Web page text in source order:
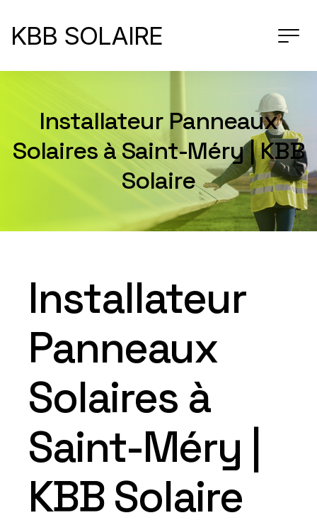
KBB SOLAIRE
Installateur Panneaux
Solaires à Saint-Méry | KBB
Solaire
Installateur
Panneaux
Solaires à
Saint-Méry |
KBB Solaire